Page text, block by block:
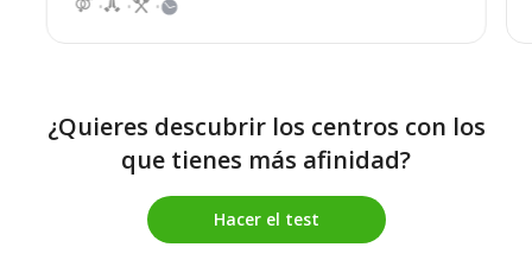
¿Quieres descubrir los centros con los
que tienes más afinidad?
Hacer el test